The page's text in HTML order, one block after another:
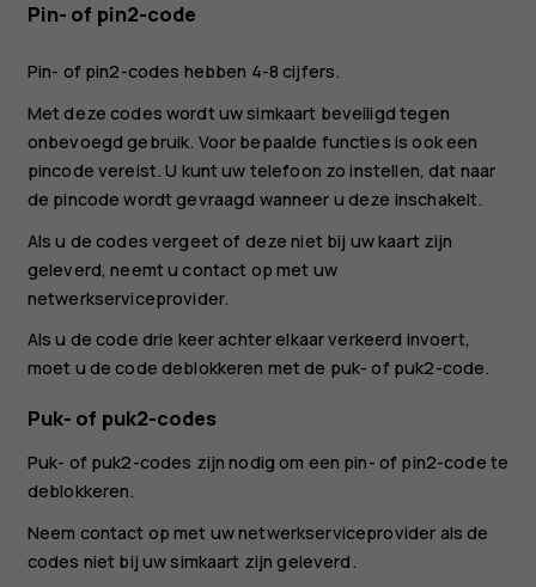
Pin- of pin2-code
Pin- of pin2-codes hebben 4-8 cijfers.
Met deze codes wordt uw simkaart beveiligd tegen
onbevoegd gebruik. Voor bepaalde functies is ook een
pincode vereist. U kunt uw telefoon zo instellen, dat naar
de pincode wordt gevraagd wanneer u deze inschakelt.
Als u de codes vergeet of deze niet bij uw kaart zijn
geleverd, neemt u contact op met uw
netwerkserviceprovider.
Als u de code drie keer achter elkaar verkeerd invoert,
moet u de code deblokkeren met de puk- of puk2-code.
Puk- of puk2-codes
Puk- of puk2-codes zijn nodig om een pin- of pin2-code te
deblokkeren.
Neem contact op met uw netwerkserviceprovider als de
codes niet bij uw simkaart zijn geleverd.